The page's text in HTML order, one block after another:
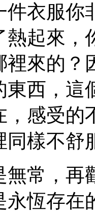
件衣服你
熱起來，
裡來的？
東西，這
，感受的
同樣不舒
無常，再
永恆存在